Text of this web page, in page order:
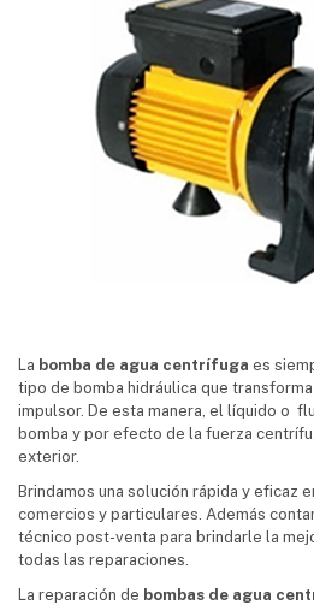
La bomba de agua centrífuga es
tipo de bomba hidráulica que
impulsor. De esta manera, el líquido o
bomba y por efecto de la fuerza
exterior.
Brindamos una solución rápida y eficaz
comercios y particulares. Además
técnico post-venta para brindarle la
todas las reparaciones.
La reparación de bombas de agua